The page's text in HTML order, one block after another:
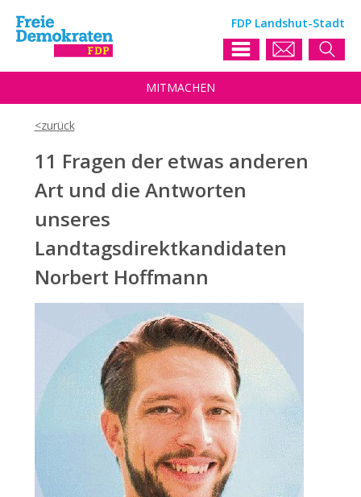
FDP Landshut-Stadt
MITMACHEN
11 Fragen der etwas anderen
Art und die Antworten
unseres
Landtagsdirektkandidaten
Norbert Hoffmann